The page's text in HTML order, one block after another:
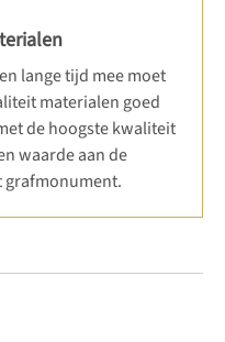
lange tijd mee moet
materialen goed
de hoogste kwaliteit
waarde aan de
grafmonument.